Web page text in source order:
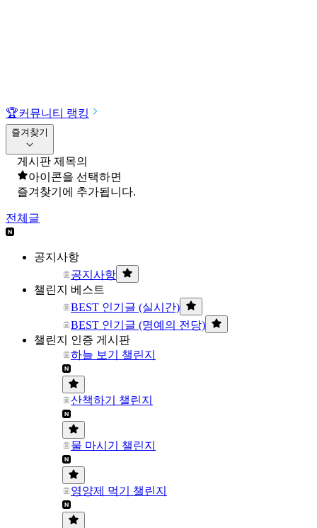
🏆커뮤니티 랭킹
즐겨찾기
게시판 제목의
아이콘을 선택하면
즐겨찾기에 추가됩니다.
전체글
공지사항
공지사항
챌린지 베스트
BEST 인기글 (실시간)
BEST 인기글 (명예의 전당)
챌린지 인증 게시판
하늘 보기 챌린지
산책하기 챌린지
물 마시기 챌린지
영양제 먹기 챌린지